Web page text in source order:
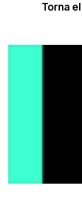
Torna